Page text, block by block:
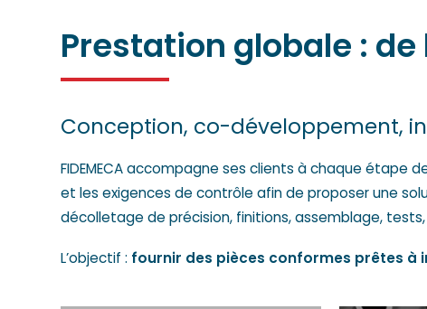
Prestation globale :
Conception, co-développement,
FIDEMECA accompagne ses clients à chaque étape
et les exigences de contrôle afin de proposer une
décolletage de précision, finitions, assemblage,
L’objectif : fournir des pièces conformes prêtes à